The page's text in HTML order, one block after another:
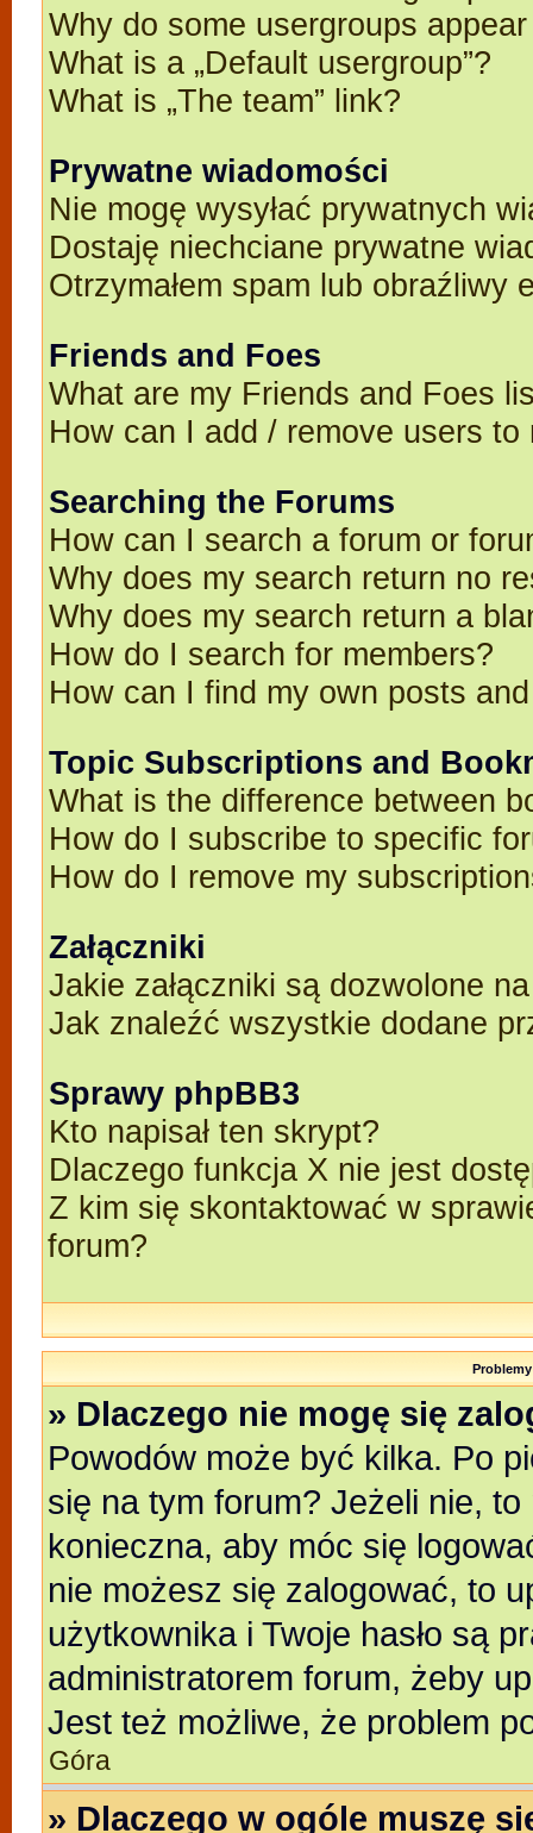
Why do some usergroups
What is a „Default usergroup”?
What is „The team” link?
Prywatne wiadomości
Nie mogę wysyłać prywatnych
Dostaję niechciane prywatne
Otrzymałem spam lub obraźliwy
Friends and Foes
What are my Friends and Foes
How can I add / remove users
Searching the Forums
How can I search a forum or
Why does my search return no
Why does my search return a
How do I search for members?
How can I find my own posts
Topic Subscriptions and
What is the difference between
How do I subscribe to specific
How do I remove my
Załączniki
Jakie załączniki są dozwolone
Jak znaleźć wszystkie dodane
Sprawy phpBB3
Kto napisał ten skrypt?
Dlaczego funkcja X nie jest
Z kim się skontaktować w
forum?
» Dlaczego nie mogę się
Powodów może być kilka. Po
się na tym forum? Jeżeli nie,
konieczna, aby móc się
nie możesz się zalogować, to
użytkownika i Twoje hasło są
administratorem forum, żeby
Jest też możliwe, że problem
Góra
» Dlaczego w ogóle muszę